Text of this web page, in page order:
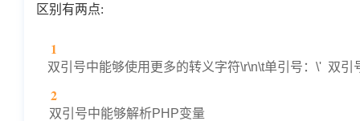
区别有两点:
双引号中能够使用更多的转义字符\r\n\t单引号： \' 双引
双引号中能够解析PHP变量